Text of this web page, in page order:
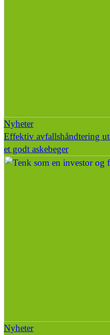
Nyheter
Effektiv avfallshåndtering
et godt askebeger
Nyheter